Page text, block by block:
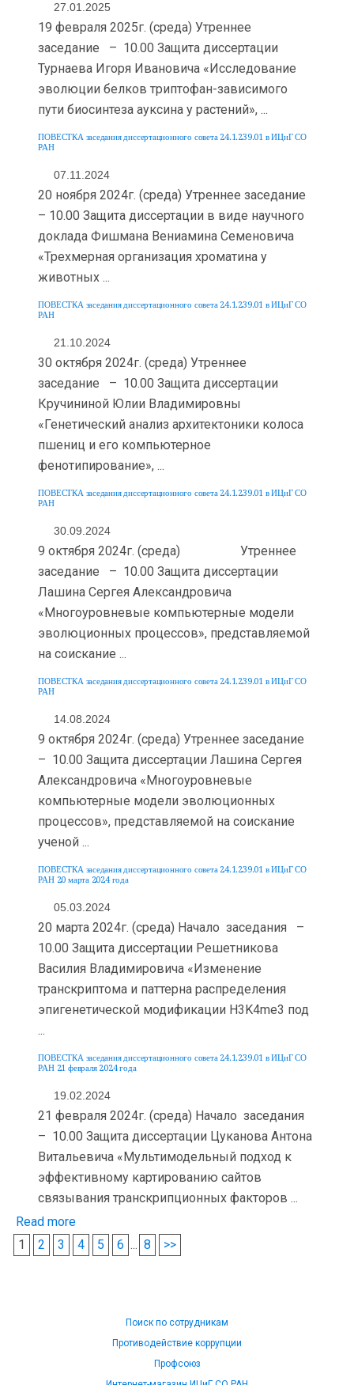
27.01.2025
19 февраля 2025г. (среда) Утреннее
заседание – 10.00 Защита диссертации
Турнаева Игоря Ивановича «Исследование
эволюции белков триптофан-зависимого
пути биосинтеза ауксина у растений», ...
ПОВЕСТКА заседания диссертационного совета 24.1.239.01 в ИЦиГ СО
РАН
07.11.2024
20 ноября 2024г. (среда) Утреннее заседание
– 10.00 Защита диссертации в виде научного
доклада Фишмана Вениамина Семеновича
«Трехмерная организация хроматина у
животных ...
ПОВЕСТКА заседания диссертационного совета 24.1.239.01 в ИЦиГ СО
РАН
21.10.2024
30 октября 2024г. (среда) Утреннее
заседание – 10.00 Защита диссертации
Кручининой Юлии Владимировны
«Генетический анализ архитектоники колоса
пшениц и его компьютерное
фенотипирование», ...
ПОВЕСТКА заседания диссертационного совета 24.1.239.01 в ИЦиГ СО
РАН
30.09.2024
9 октября 2024г. (среда) Утреннее
заседание – 10.00 Защита диссертации
Лашина Сергея Александровича
«Многоуровневые компьютерные модели
эволюционных процессов», представляемой
на соискание ...
ПОВЕСТКА заседания диссертационного совета 24.1.239.01 в ИЦиГ СО
РАН
14.08.2024
9 октября 2024г. (среда) Утреннее заседание
– 10.00 Защита диссертации Лашина Сергея
Александровича «Многоуровневые
компьютерные модели эволюционных
процессов», представляемой на соискание
ученой ...
ПОВЕСТКА заседания диссертационного совета 24.1.239.01 в ИЦиГ СО
РАН 20 марта 2024 года
05.03.2024
20 марта 2024г. (среда) Начало заседания –
10.00 Защита диссертации Решетникова
Василия Владимировича «Изменение
транскриптома и паттерна распределения
эпигенетической модификации H3K4me3 под
...
ПОВЕСТКА заседания диссертационного совета 24.1.239.01 в ИЦиГ СО
РАН 21 февраля 2024 года
19.02.2024
21 февраля 2024г. (среда) Начало заседания
– 10.00 Защита диссертации Цуканова Антона
Витальевича «Мультимодельный подход к
эффективному картированию сайтов
связывания транскрипционных факторов ...
Read more
1
2 3 4 5 6 ... 8 >>
Поиск по сотрудникам
Противодействие коррупции
Профсоюз